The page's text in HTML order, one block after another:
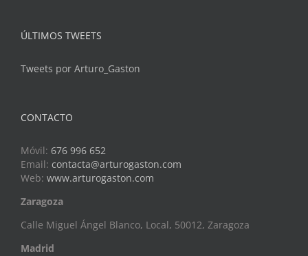
ÚLTIMOS TWEETS
Tweets por Arturo_Gaston
CONTACTO
Móvil: 676 996 652
Email: contacta@arturogaston.com
Web: www.arturogaston.com
Zaragoza
Calle Miguel Ángel Blanco, Local, 50012, Zaragoza
Madrid